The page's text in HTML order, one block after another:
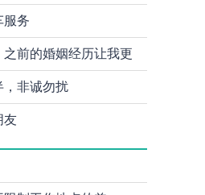
服务​
前的婚姻经历让我更
，非诚勿扰
友